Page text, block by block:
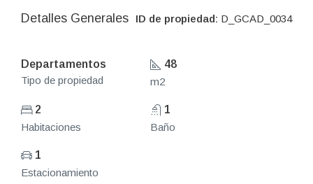
Detalles Generales ID de propiedad: D_GCAD_0034
Departamentos
Tipo de propiedad
48
m2
2
Habitaciones
1
Baño
1
Estacionamiento